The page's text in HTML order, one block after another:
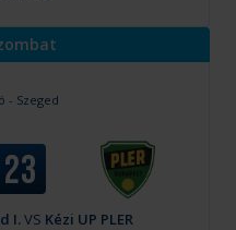
- Szeged
23
I.VS Kézi UP PLER